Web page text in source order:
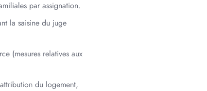
par assignation.
la saisine du juge
(mesures relatives aux
du logement,